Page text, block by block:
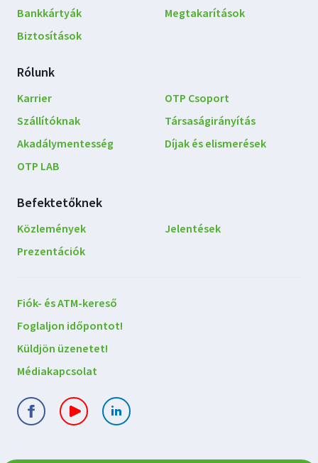
Bankkártyák
Megtakarítások
Biztosítások
Rólunk
Karrier
Szállítóknak
Akadálymentesség
OTP LAB
OTP Csoport
Társaságirányítás
Díjak és elismerések
Befektetőknek
Közlemények
Jelentések
Prezentációk
Lépjen
kapcsolatba
velünk
Fiók- és ATM-kereső
Foglaljon időpontot!
Küldjön üzenetet!
Médiakapcsolat